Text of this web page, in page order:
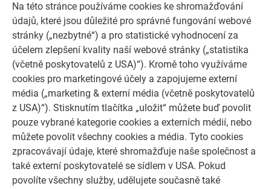
Na této stránce používáme cookies ke shromažďování
údajů, které jsou důležité pro správné fungování webové
stránky („nezbytné“) a pro statistické vyhodnocení za
účelem zlepšení kvality naší webové stránky („statistika
(včetně poskytovatelů z USA)“). Kromě toho využíváme
cookies pro marketingové účely a zapojujeme externí
média („marketing & externí média (včetně poskytovatelů
z USA)“). Stisknutím tlačítka „uložit“ můžete buď povolit
pouze vybrané kategorie cookies a externích médií, nebo
můžete povolit všechny cookies a média. Tyto cookies
zpracovávají údaje, které shromažďuje naše společnost a
také externí poskytovatelé se sídlem v USA. Pokud
povolíte všechny služby, udělujete současně také
NECHTE SE INSPIROVAT
DALŠÍ OBJEKTY